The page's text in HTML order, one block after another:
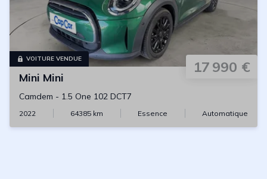
VOITURE VENDUE 17 990 €
Mini Mini
Camdem - 1.5 One 102 DCT7
2022 64385 km Essence Automatique